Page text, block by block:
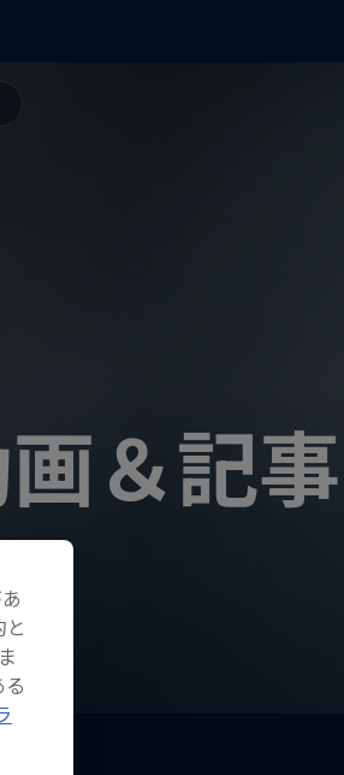
＆記事